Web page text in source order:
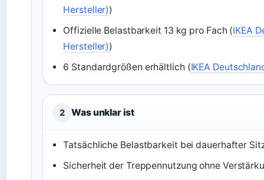
Hersteller))
Offizielle Belastbarkeit 13 kg pro Fach (IKEA
Hersteller))
6 Standardgrößen erhältlich (IKEA
2 Was unklar ist
Tatsächliche Belastbarkeit bei dauerhafter
Sicherheit der Treppennutzung ohne